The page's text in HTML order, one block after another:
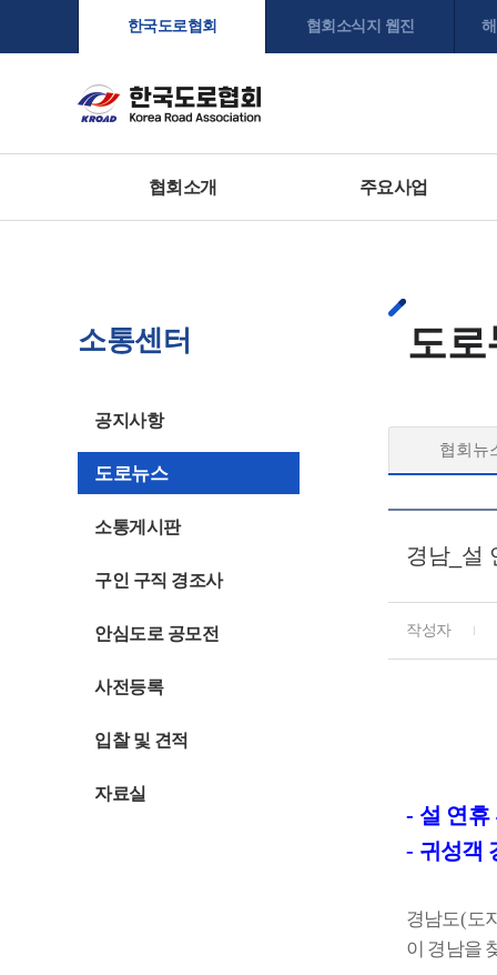
한국도로협회 협회소식지 웹진
협회소개 주요사업
소통센터
공지사항
도로뉴스
소통게시판
구인 구직 경조사
안심도로 공모전
사전등록
입찰 및 견적
자료실
도로
협회뉴
경남_설
작성자
- 설 연휴
- 귀성객
경남도(도
이 경남을